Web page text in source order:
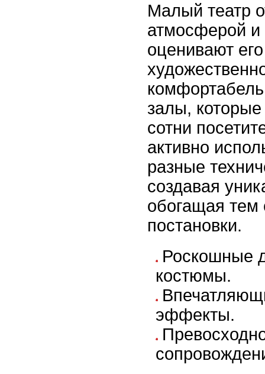
Малый театр
атмосферой и
оценивают
залы,
сотни
активно
разные
создавая
обогащая
постановки.
Роскошные
костюмы.
эффекты.